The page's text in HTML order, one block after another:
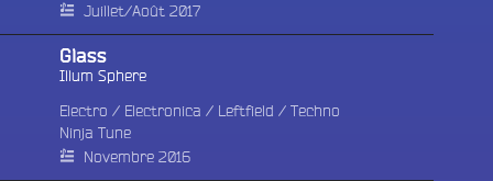
Juillet/Août 2017
Glass
Illum Sphere
Electro / Electronica / Leftfield / Techno
Ninja Tune
Novembre 2016